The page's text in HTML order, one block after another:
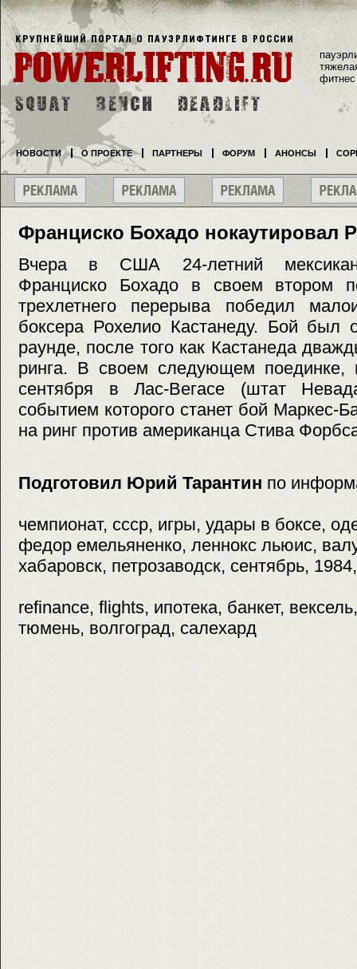
Франциско Бохадо нокаутировал
Вчера в США 24-летний
Франциско Бохадо в своем втором
трехлетнего перерыва победил
боксера Рохелио Кастанеду. Бой был
раунде, после того как Кастанеда
ринга. В своем следующем поединке,
сентября в Лас-Вегасе (штат
событием которого станет бой Маркес-
на ринг против американца Стива
Подготовил Юрий Тарантин по
чемпионат, ссср, игры, удары в боксе,
федор емельяненко, леннокс льюис,
хабаровск, петрозаводск, сентябрь,
refinance, flights, ипотека, банкет,
тюмень, волгоград, салехард
фитнес
НОВОСТИ О ПРОЕКТЕ ПАРТНЕРЫ ФОРУМ АНОНСЫ